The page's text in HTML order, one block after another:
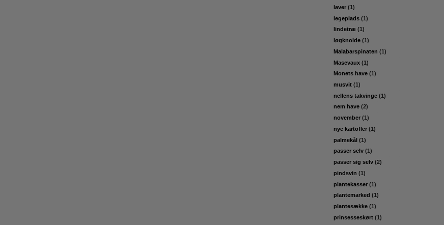
laver (1)
legeplads (1)
lindetræ (1)
løgknolde (1)
Malabarspinaten (1)
Masevaux (1)
Monets have (1)
musvit (1)
nellens takvinge (1)
nem have (2)
november (1)
nye kartofler (1)
palmekål (1)
passer selv (1)
passer sig selv (2)
pindsvin (1)
plantekasser (1)
plantemarked (1)
plantesække (1)
prinsesseskørt (1)